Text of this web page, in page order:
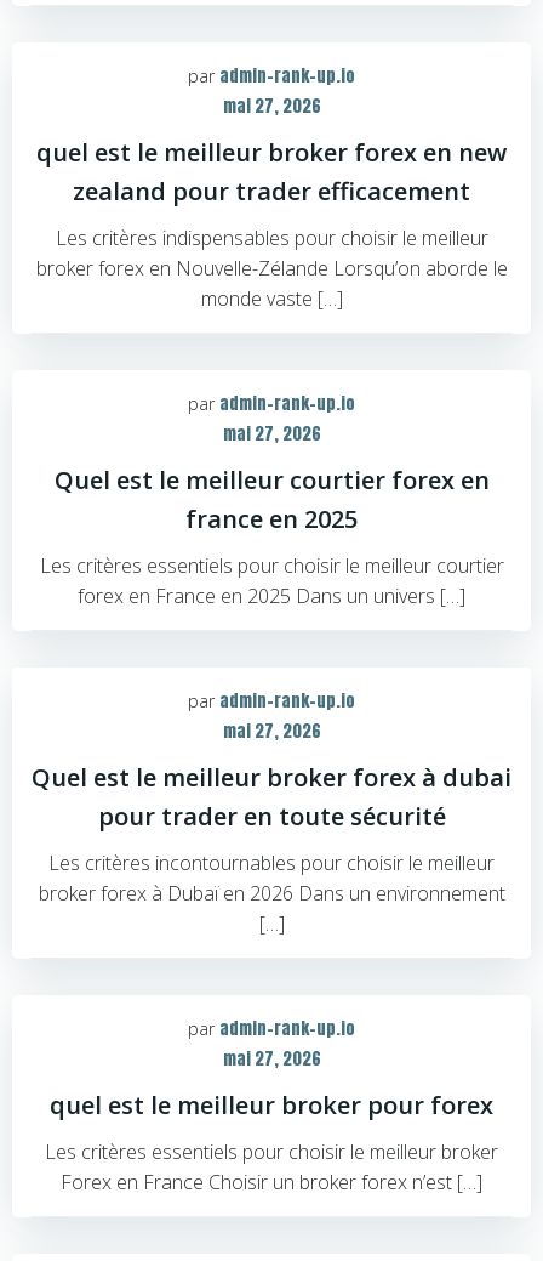
par admin-rank-up.io
mai 27, 2026
quel est le meilleur broker forex en new
zealand pour trader efficacement
Les critères indispensables pour choisir le meilleur
broker forex en Nouvelle-Zélande Lorsqu’on aborde le
monde vaste […]
par admin-rank-up.io
mai 27, 2026
Quel est le meilleur courtier forex en
france en 2025
Les critères essentiels pour choisir le meilleur courtier
forex en France en 2025 Dans un univers […]
par admin-rank-up.io
mai 27, 2026
Quel est le meilleur broker forex à dubai
pour trader en toute sécurité
Les critères incontournables pour choisir le meilleur
broker forex à Dubaï en 2026 Dans un environnement
[…]
par admin-rank-up.io
mai 27, 2026
quel est le meilleur broker pour forex
Les critères essentiels pour choisir le meilleur broker
Forex en France Choisir un broker forex n’est […]